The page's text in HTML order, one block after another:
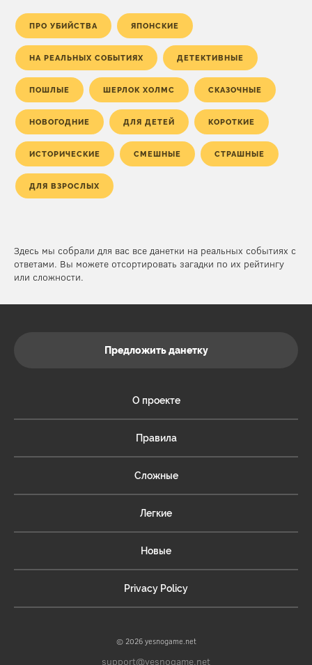
ПРО УБИЙСТВА ЯПОНСКИЕ
НА РЕАЛЬНЫХ СОБЫТИЯХ ДЕТЕКТИВНЫЕ
ПОШЛЫЕ ШЕРЛОК ХОЛМС СКАЗОЧНЫЕ
НОВОГОДНИЕ ДЛЯ ДЕТЕЙ КОРОТКИЕ
ИСТОРИЧЕСКИЕ СМЕШНЫЕ СТРАШНЫЕ
ДЛЯ ВЗРОСЛЫХ
Здесь мы собрали для вас все данетки на реальных событиях с
ответами. Вы можете отсортировать загадки по их рейтингу
или сложности.
Предложить данетку
О проекте
Правила
Сложные
Легкие
Новые
Privacy Policy
© 2026 yesnogame.net
support@yesnogame.net